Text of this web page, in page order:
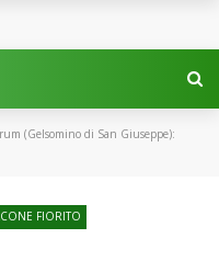
(Gelsomino di San Giuseppe):
FIORITO